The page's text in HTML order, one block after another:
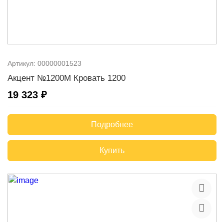
Артикул: 00000001523
Акцент №1200М Кровать 1200
19 323 ₽
Подробнее
Купить